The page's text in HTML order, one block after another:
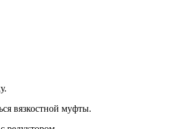
вязкостной муфты.